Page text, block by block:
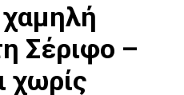
Σέριφο –
χωρίς